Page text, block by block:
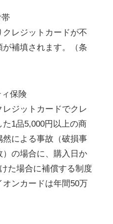
レジットカードが不
補填されます。（条
保険
ジットカードでクレ
1品5,000円以上の商
による事故（破損事
の場合に、購入日か
た場合に補償する制度
ンカードは年間50万